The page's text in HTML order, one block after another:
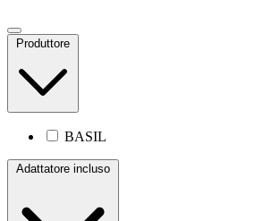
Produttore
BASIL
Adattatore incluso